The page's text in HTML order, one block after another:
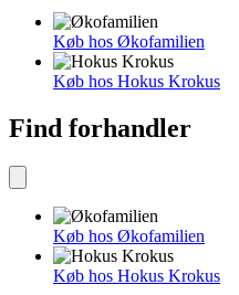
Køb hos Økofamilien
Køb hos Hokus Krokus
Find forhandler
Køb hos Økofamilien
Køb hos Hokus Krokus